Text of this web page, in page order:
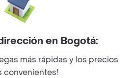
en Bogotá:
más rápidas y los precios
convenientes!